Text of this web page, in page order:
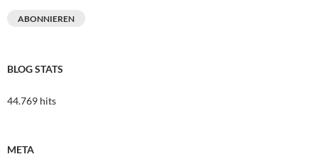
ABONNIEREN
BLOG STATS
44.769 hits
META